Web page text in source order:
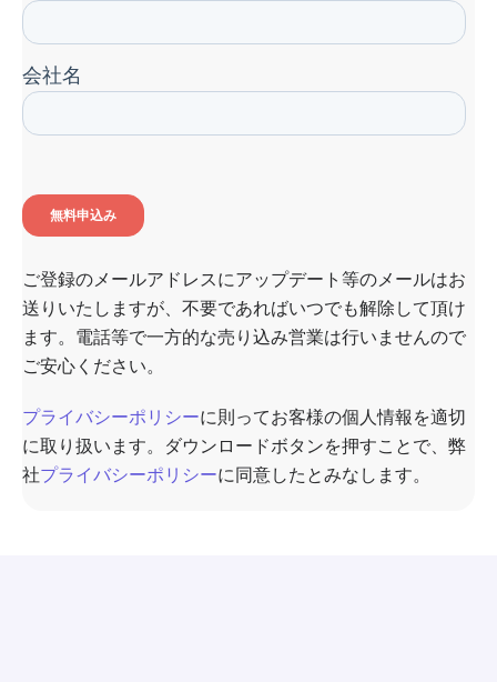
ご登録のメールアドレスにアップデート等のメールはお
送りいたしますが、不要であればいつでも解除して頂け
ます。電話等で一方的な売り込み営業は行いませんので
ご安心ください。
プライバシーポリシーに則ってお客様の個人情報を適切
に取り扱います。ダウンロードボタンを押すことで、弊
社プライバシーポリシーに同意したとみなします。